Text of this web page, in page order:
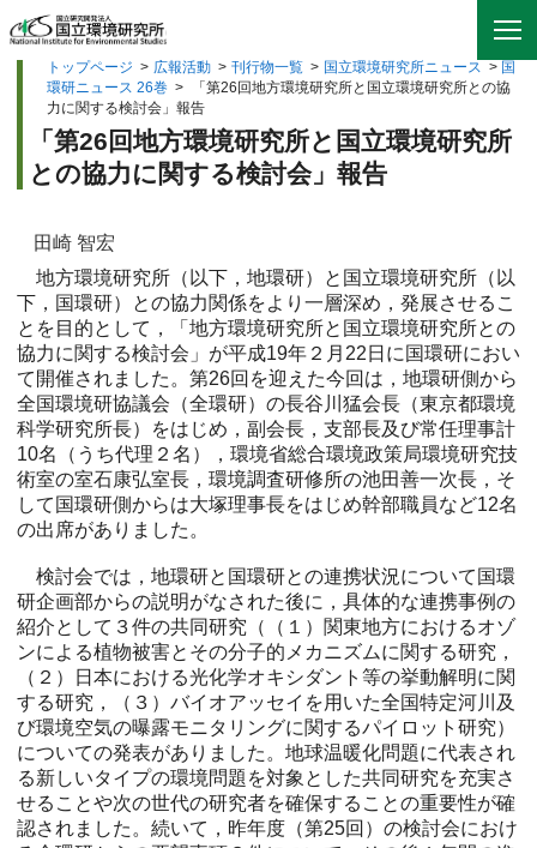
トップページ > 広報活動 > 刊行物一覧 > 国立環境研究所ニュース > 国
環研ニュース 26巻 >
「第26回地方環境研究所と国立環境研究所との協
力に関する検討会」報告
「第26回地方環境研究所と国立環境研究所
との協力に関する検討会」報告
田崎 智宏
地方環境研究所（以下，地環研）と国立環境研究所（以
下，国環研）との協力関係をより一層深め，発展させるこ
とを目的として，「地方環境研究所と国立環境研究所との
協力に関する検討会」が平成19年２月22日に国環研におい
て開催されました。第26回を迎えた今回は，地環研側から
全国環境研協議会（全環研）の長谷川猛会長（東京都環境
科学研究所長）をはじめ，副会長，支部長及び常任理事計
10名（うち代理２名），環境省総合環境政策局環境研究技
術室の室石康弘室長，環境調査研修所の池田善一次長，そ
して国環研側からは大塚理事長をはじめ幹部職員など12名
の出席がありました。
検討会では，地環研と国環研との連携状況について国環
研企画部からの説明がなされた後に，具体的な連携事例の
紹介として３件の共同研究（（１）関東地方におけるオゾ
ンによる植物被害とその分子的メカニズムに関する研究，
（２）日本における光化学オキシダント等の挙動解明に関
する研究，（３）バイオアッセイを用いた全国特定河川及
び環境空気の曝露モニタリングに関するパイロット研究）
についての発表がありました。地球温暖化問題に代表され
る新しいタイプの環境問題を対象とした共同研究を充実さ
せることや次の世代の研究者を確保することの重要性が確
認されました。続いて，昨年度（第25回）の検討会におけ